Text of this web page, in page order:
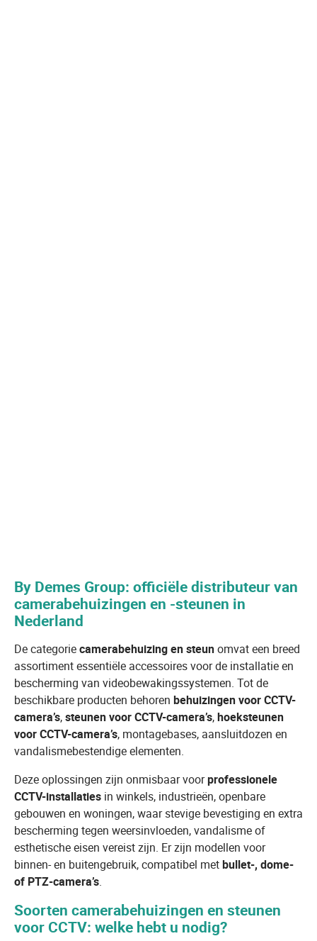
By Demes Group: officiële distributeur van
camerabehuizingen en -steunen in
Nederland
De categoriecamerabehuizing en steunomvat een breed
assortiment essentiële accessoires voor de installatie en
bescherming van videobewakingssystemen. Tot de
beschikbare producten behoren behuizingen voor CCTV-
camera’s,steunen voor CCTV-camera’s,hoeksteunen
voor CCTV-camera’s, montagebases, aansluitdozen en
vandalismebestendige elementen.
Deze oplossingen zijn onmisbaar voorprofessionele
CCTV-installaties in winkels, industrieën, openbare
gebouwen en woningen, waar stevige bevestiging en extra
bescherming tegen weersinvloeden, vandalisme of
esthetische eisen vereist zijn. Er zijn modellen voor
binnen- en buitengebruik, compatibel metbullet-, dome-
of PTZ-camera’s.
Soorten camerabehuizingen en steunen
voor CCTV: welke hebt u nodig?